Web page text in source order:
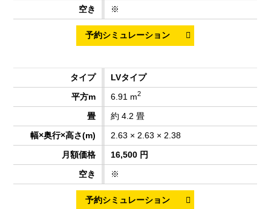
※
LVタイプ
6.91 m2
約 4.2 畳
2.63 × 2.63 × 2.38
16,500 円
※